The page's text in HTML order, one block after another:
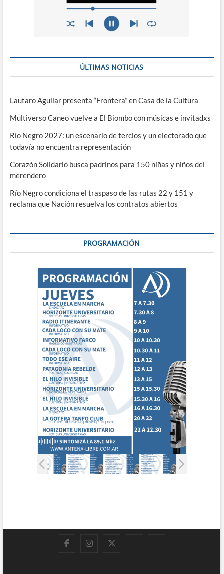
ÚLTIMAS NOTICIAS
Lautaro Aguilar presenta “Frontera” en Casa de la Cultura
Multiverso Caneo vuelve a El Biombo con músicas e invitadxs
Río Negro 2027: un escenario de tercios y un electorado que
todavía no encuentra representación
Corazón Solidario busca padrinos para 150 niñas y niños del
merendero
Río Negro condiciona el traspaso de las rutas 22 y 151 y
reclama que Nación resuelva los contratos abiertos
PROGRAMACIÓN
FacebookInstagram